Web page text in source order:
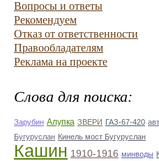
Вопросы и ответы
Рекомендуем
Отказ от ответственности
Правообладателям
Реклама на проекте
Слова для поиска:
Зарубин Алупка ЗВЕРИ ГАЗ-67-420
Бугуруслан Кинель мост Бугуруслан
Кашин 1910-1916 минводы